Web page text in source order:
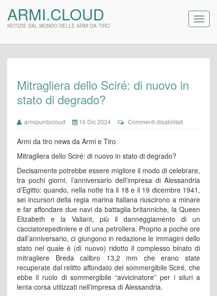
ARMI.CLOUD
NOTIZIE DAL MONDO DELLE ARMI DA TIRO
Mitragliera dello Sciré: di nuovo in
stato di degrado?
armipuntocloud 16 Dic 2024 Commenti disabilitati
in
stato
di
degrado?
Armi da tiro news da Armi e Tiro
Mitragliera dello Sciré: di nuovo in stato di degrado?
Decisamente potrebbe essere migliore il modo di celebrare,
tra pochi giorni, l’anniversario dell’impresa di Alessandria
d’Egitto: quando, nella notte tra il 18 e il 19 dicembre 1941,
sei incursori della regia marina italiana riuscirono a minare
e far affondare due navi da battaglia britanniche, la Queen
Elizabeth e la Valiant, più il danneggiamento di un
cacciatorepediniere e di una petroliera. Proprio a poche ore
dall’anniversario, ci giungono in redazione le immagini dello
stato nel quale è (di nuovo) ridotto il complesso binato di
mitragliere Breda calibro 13,2 mm che erano state
recuperate dal relitto affondato del sommergibile Sciré, che
ebbe il ruolo di sommergibile “avvicinatore” per i siluri a
lenta corsa utilizzati nell’impresa di Alessandria.